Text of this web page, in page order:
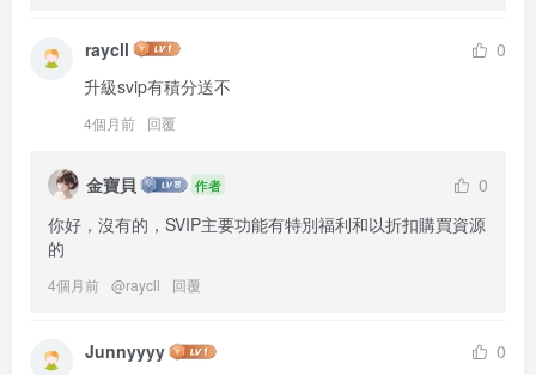
raycll
0
升級svip有積分送不
4個月前 回覆
金寶貝 作者
0
你好，沒有的，SVIP主要功能有特別福利和以折扣購買資源
的
4個月前 @raycll 回覆
Junnyyyy
0